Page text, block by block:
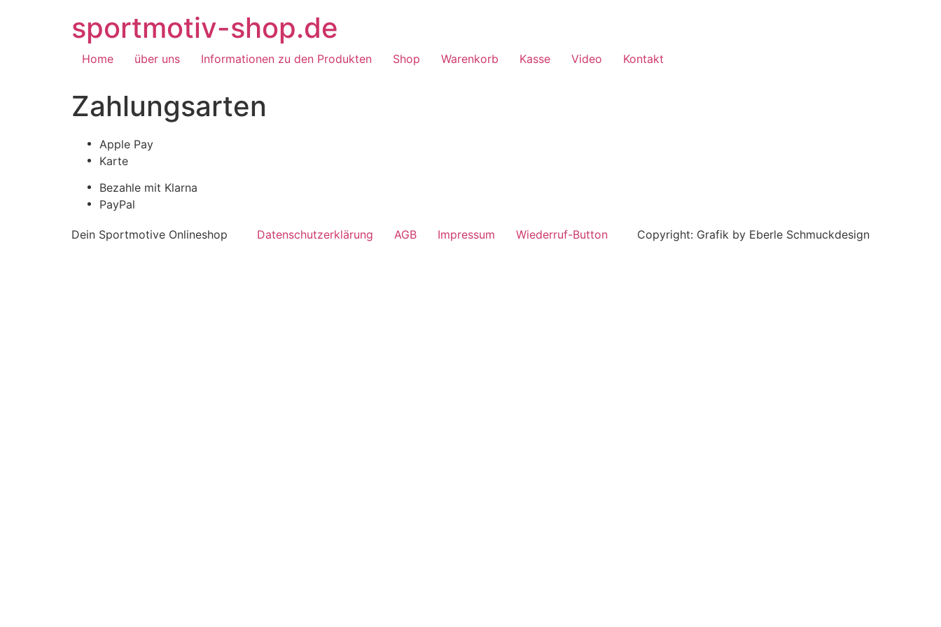
sportmotiv-shop.de
Home über uns Informationen zu den Produkten Shop Warenkorb Kasse Video Kontakt
Zahlungsarten
Apple Pay
Karte
Bezahle mit Klarna
PayPal
Dein Sportmotive Onlineshop Datenschutzerklärung AGB Impressum Wiederruf-Button Copyright: Grafik by Eberle Schmuckdesign